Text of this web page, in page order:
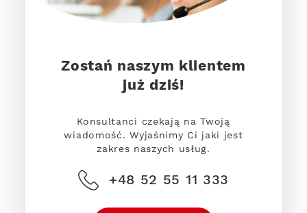
Zostań naszym klientem
już dziś!
Konsultanci czekają na Twoją
wiadomość. Wyjaśnimy Ci jaki jest
zakres naszych usług.
+48 52 55 11 333